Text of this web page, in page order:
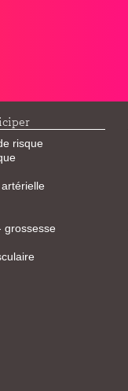
risque
grossesse